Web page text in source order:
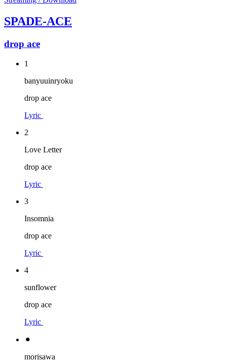
SPADE-ACE
drop ace
1
banyuuinryoku
drop ace
Lyric
2
Love Letter
drop ace
Lyric
3
Insomnia
drop ace
Lyric
4
sunflower
drop ace
Lyric
⚫︎
morisawa